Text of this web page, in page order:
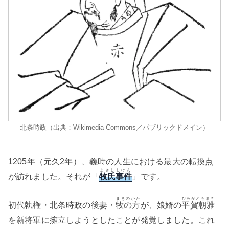
北条時政（出典：Wikimedia Commons／パブリックドメイン）
1205年（元久2年）、義時の人生における最大の転換点
が訪れました。それが「 牧氏事件
まきしじけん
」です。
初代執権・北条時政の後妻・牧の方
まきのかた
が、娘婿の平賀朝雅
ひらがともまさ
を新将軍に擁立しようとしたことが発覚しました。これ